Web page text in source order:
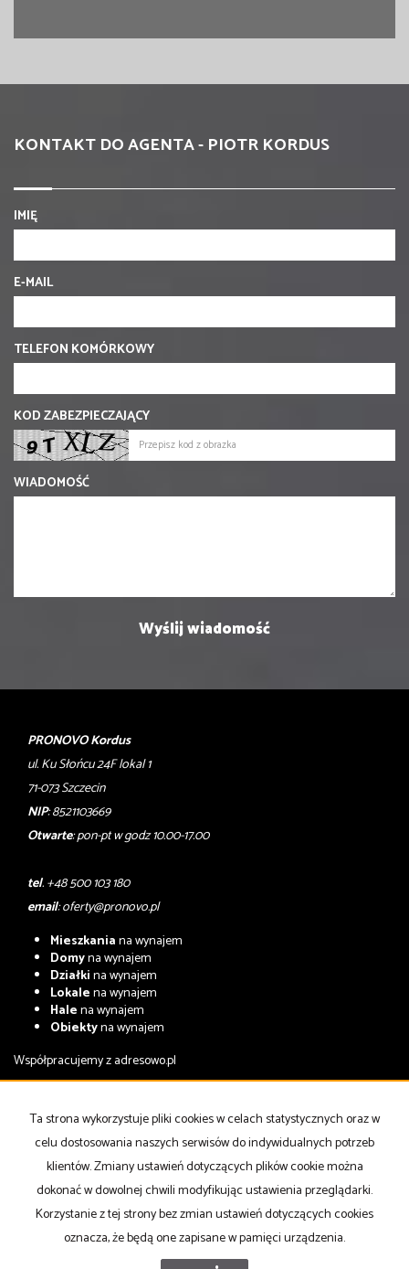
KONTAKT DO AGENTA - PIOTR KORDUS
IMIĘ
E-MAIL
TELEFON KOMÓRKOWY
KOD ZABEZPIECZAJĄCY
WIADOMOŚĆ
PRONOVO Kordus
ul. Ku Słońcu 24F lokal 1
71-073 Szczecin
NIP: 8521103669
Otwarte: pon-pt w godz 10.00-17.00
tel. +48 500 103 180
email:oferty@pronovo.pl
Mieszkaniana wynajem
Domyna wynajem
Działkina wynajem
Lokalena wynajem
Halena wynajem
Obiektyna wynajem
Współpracujemy zadresowo.pl
Domyna sprzedaż
Działkina sprzedaż
Lokalena sprzedaż
Halena sprzedaż
Obiekty na sprzedaż
Strona główna notatnik Kup Sprzedaj Kontakt
Ta strona wykorzystuje pliki cookies w celach statystycznych oraz w
celu dostosowania naszych serwisów do indywidualnych potrzeb
klientów. Zmiany ustawień dotyczących plików cookie można
dokonać w dowolnej chwili modyfikując ustawienia przeglądarki.
Korzystanie z tej strony bez zmian ustawień dotyczących cookies
oznacza, że będą one zapisane w pamięci urządzenia.